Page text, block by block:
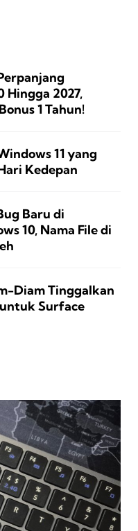
Hingga 2027,
1 Tahun!
11 yang
Kedepan
Baru di
10, Nama File di
Diam Tinggalkan
Surface